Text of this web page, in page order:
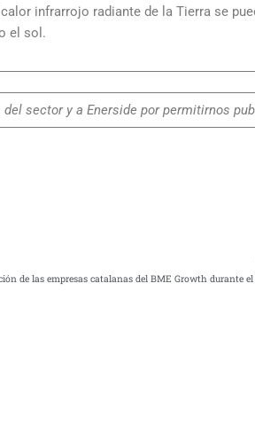
infrarrojo radiante de la Tierra se
el sol.
sector y a Enerside por permitirnos
de las empresas catalanas del BME Growth durante